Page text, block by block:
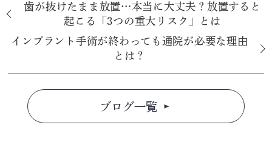
歯が抜けたまま放置…本当に大丈夫？放置すると
起こる「3つの重大リスク」とは
インプラント手術が終わっても通院が必要な理由
とは？
ブログ一覧